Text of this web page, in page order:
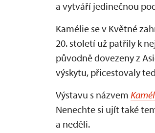
a vytváří jedinečnou
Kamélie se v Květné
20. století už patřily k
původně dovezeny z
výskytu, přicestovaly
Výstavu s názvem
Nenechte si ujít také
a neděli.